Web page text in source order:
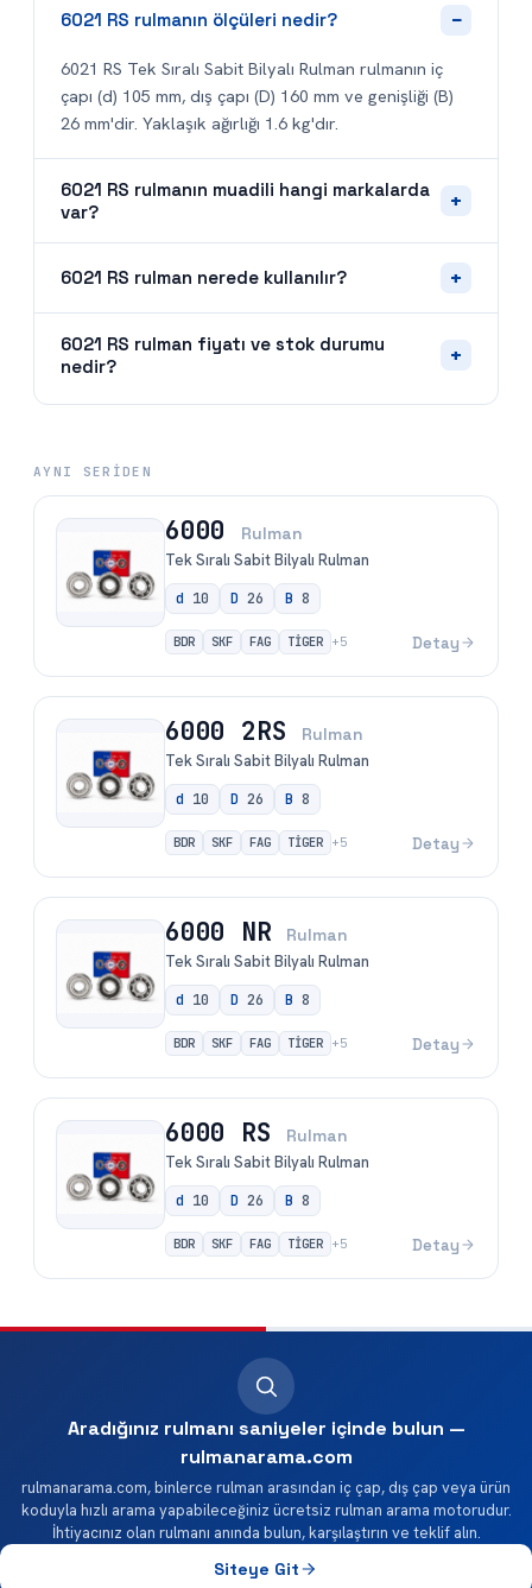
6021 RS rulmanın ölçüleri nedir? −
6021 RS Tek Sıralı Sabit Bilyalı Rulman rulmanın iç
çapı (d) 105 mm, dış çapı (D) 160 mm ve genişliği (B)
26 mm'dir. Yaklaşık ağırlığı 1.6 kg'dır.
6021 RS rulmanın muadili hangi markalarda
var?
+
6021 RS rulman nerede kullanılır? +
6021 RS rulman fiyatı ve stok durumu
nedir?
+
AYNI SERIDEN
6000 Rulman
Tek Sıralı Sabit Bilyalı Rulman
d 10 D 26 B 8
BDR SKF FAG TİGER +5 Detay
6000 2RS Rulman
Tek Sıralı Sabit Bilyalı Rulman
d 10 D 26 B 8
BDR SKF FAG TİGER +5 Detay
6000 NR Rulman
Tek Sıralı Sabit Bilyalı Rulman
d 10 D 26 B 8
BDR SKF FAG TİGER +5 Detay
6000 RS Rulman
Tek Sıralı Sabit Bilyalı Rulman
d 10 D 26 B 8
BDR SKF FAG TİGER +5 Detay
Aradığınız rulmanı saniyeler içinde bulun —
rulmanarama.com
rulmanarama.com, binlerce rulman arasından iç çap, dış çap veya ürün
koduyla hızlı arama yapabileceğiniz ücretsiz rulman arama motorudur.
İhtiyacınız olan rulmanı anında bulun, karşılaştırın ve teklif alın.
Siteye Git